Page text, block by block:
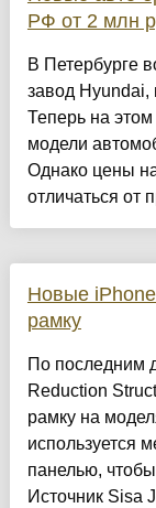
РФ от 2 млн
В Петербурге
завод Hyundai,
Теперь на этом
модели
Однако цены
отличаться от
Новые
рамку
По последним
Reduction
рамку на
используется
панелью,
Источник Sisa